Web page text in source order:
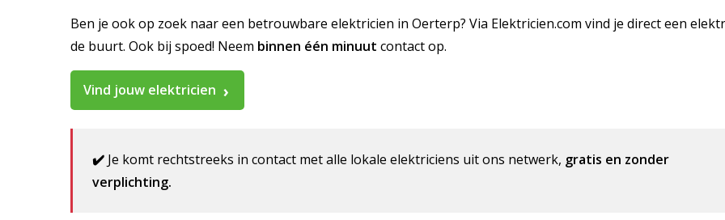
Ben je ook op zoek naar een betrouwbare elektricien in Oerterp? Via Elektricien.com vind je direct een
de buurt. Ook bij spoed! Neem binnen één minuut contact op.
Vind jouw elektricien
✔️ Je komt rechtstreeks in contact met alle lokale elektriciens uit ons netwerk, gratis en zonder
verplichting.